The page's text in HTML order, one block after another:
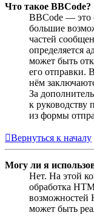
Что такое BBCode?
BBCode — это
большие
частей
определяется
может быть
его отправки.
нём
За
к руководству
из формы
Вернуться к началу
Могу ли я
Нет. На этой
обработка
возможностей
может быть